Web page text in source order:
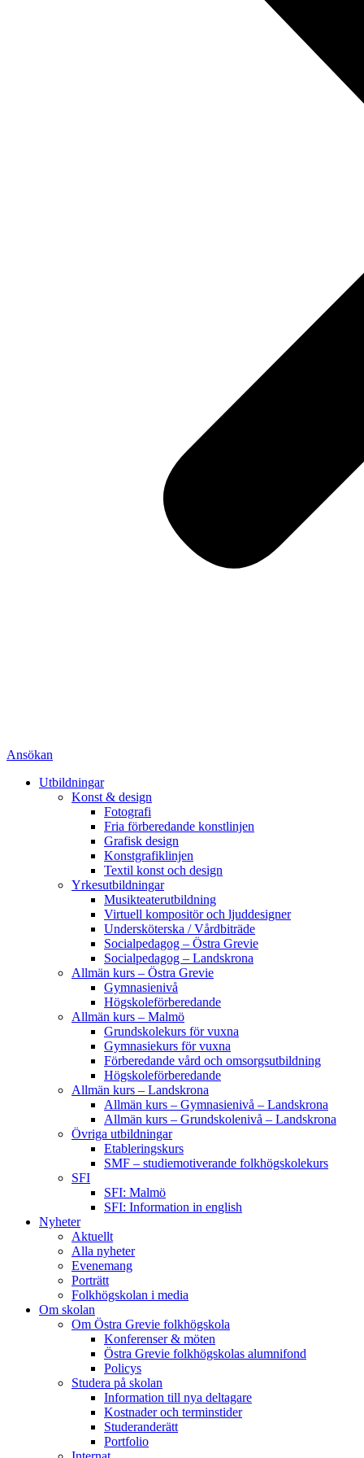
Ansökan
Utbildningar
Konst & design
Fotografi
Fria förberedande konstlinjen
Grafisk design
Konstgrafiklinjen
Textil konst och design
Yrkesutbildningar
Musikteaterutbildning
Virtuell kompositör och ljuddesigner
Undersköterska / Vårdbiträde
Socialpedagog – Östra Grevie
Socialpedagog – Landskrona
Allmän kurs – Östra Grevie
Gymnasienivå
Högskoleförberedande
Allmän kurs – Malmö
Grundskolekurs för vuxna
Gymnasiekurs för vuxna
Förberedande vård och omsorgsutbildning
Högskoleförberedande
Allmän kurs – Landskrona
Allmän kurs – Gymnasienivå – Landskrona
Allmän kurs – Grundskolenivå – Landskrona
Övriga utbildningar
Etableringskurs
SMF – studiemotiverande folkhögskolekurs
SFI
SFI: Malmö
SFI: Information in english
Nyheter
Aktuellt
Alla nyheter
Evenemang
Porträtt
Folkhögskolan i media
Om skolan
Om Östra Grevie folkhögskola
Konferenser & möten
Östra Grevie folkhögskolas alumnifond
Policys
Studera på skolan
Information till nya deltagare
Kostnader och terminstider
Studeranderätt
Portfolio